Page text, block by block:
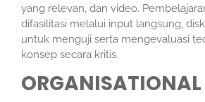
yang relevan, dan video.
difasilitasi melalui input langsung,
untuk menguji serta mengevaluasi
konsep secara kritis.